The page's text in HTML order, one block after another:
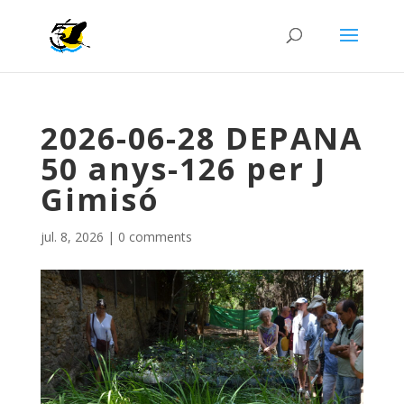
2026-06-28 DEPANA
50 anys-126 per J
Gimisó
jul. 8, 2026 | 0 comments